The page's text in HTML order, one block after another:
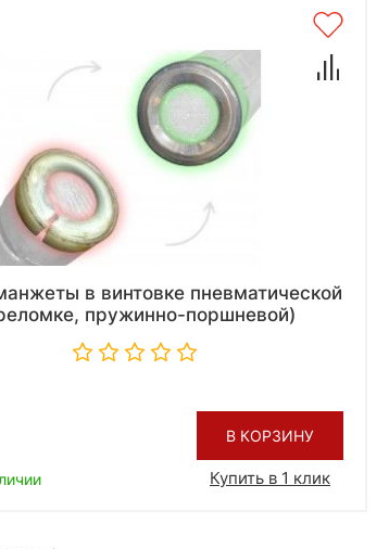
в винтовке пневматической
пружинно-поршневой)
В КОРЗИНУ
Купить в 1 клик